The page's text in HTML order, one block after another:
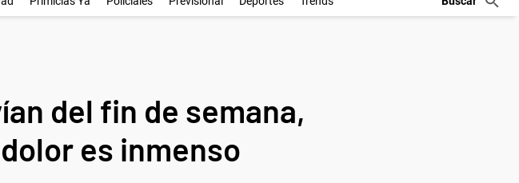
del fin de semana,
es inmenso